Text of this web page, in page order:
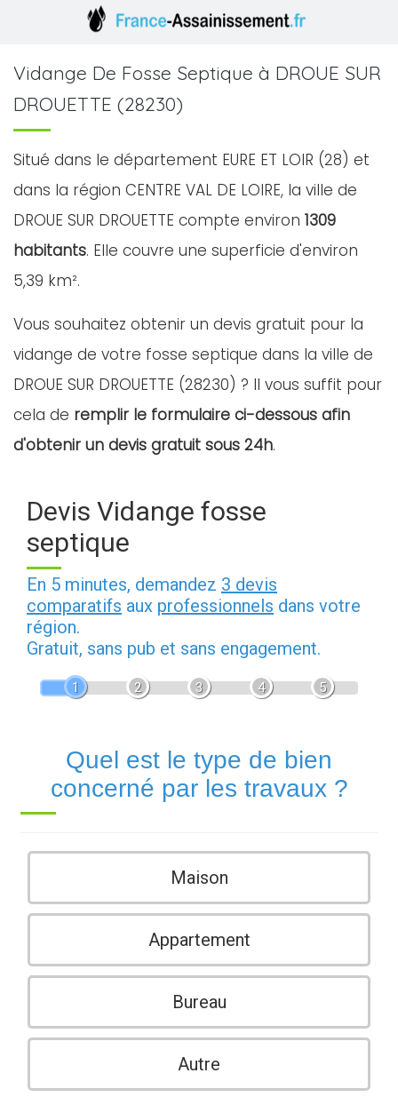
Vidange De Fosse Septique à DROUE SUR
DROUETTE (28230)
Situé dans le département EURE ET LOIR (28) et
dans la région CENTRE VAL DE LOIRE, la ville de
DROUE SUR DROUETTE compte environ 1309
habitants. Elle couvre une superficie d'environ
5,39 km².
Vous souhaitez obtenir un devis gratuit pour la
vidange de votre fosse septique dans la ville de
DROUE SUR DROUETTE (28230) ? Il vous suffit pour
cela de remplir le formulaire ci-dessous afin
d'obtenir un devis gratuit sous 24h.
Devis Vidange fosse
septique
En 5 minutes, demandez 3 devis
comparatifs aux professionnels dans votre
région.
Gratuit, sans pub et sans engagement.
1 2 3 4 5
Quel est le type de bien
concerné par les travaux ?
Maison
Appartement
Bureau
Autre